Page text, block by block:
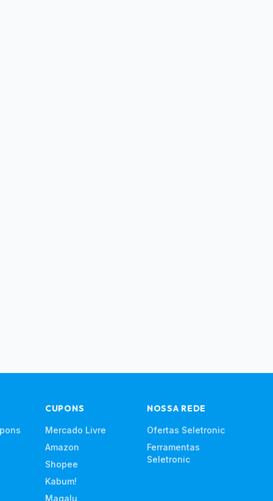
CUPONS
Mercado Livre
Amazon
Shopee
Kabum!
Magalu
NOSSA REDE
Ofertas Seletronic
Ferramentas
Seletronic